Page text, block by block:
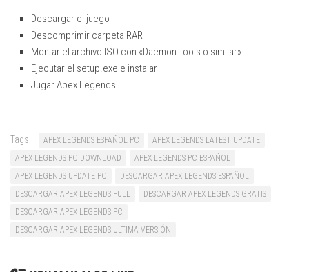
Descargar el juego
Descomprimir carpeta RAR
Montar el archivo ISO con «Daemon Tools o similar»
Ejecutar el setup.exe e instalar
Jugar Apex Legends
Tags: APEX LEGENDS ESPAÑOL PC
APEX LEGENDS LATEST UPDATE
APEX LEGENDS PC DOWNLOAD
APEX LEGENDS PC ESPAÑOL
APEX LEGENDS UPDATE PC
DESCARGAR APEX LEGENDS ESPAÑOL
DESCARGAR APEX LEGENDS FULL
DESCARGAR APEX LEGENDS GRATIS
DESCARGAR APEX LEGENDS PC
DESCARGAR APEX LEGENDS ULTIMA VERSIÓN